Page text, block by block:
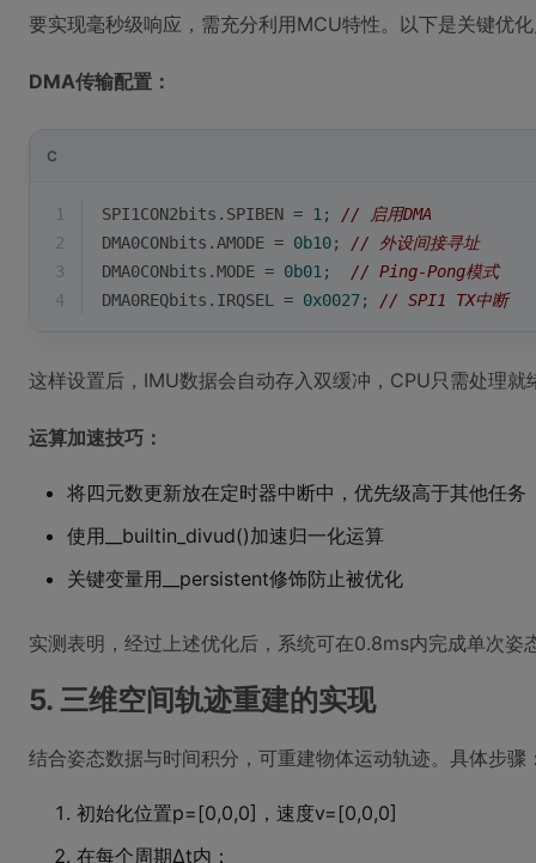
要实现毫秒级响应，需充分利用MCU特性。以下是关键优
DMA传输配置：
C
1 SPI1CON2bits.SPIBEN = 1 ; // 启用DMA
2
DMA0CONbits.AMODE = 0b10; // 外设间接寻址
3
DMA0CONbits.MODE = 0b01 ; // Ping-Pong模式
4
DMA0REQbits.IRQSEL = 0x0027; // SPI1 TX中断
这样设置后，IMU数据会自动存入双缓冲，CPU只需处理就
运算加速技巧：
将四元数更新放在定时器中断中，优先级高于其他任务
使用__builtin_divud()加速归一化运算
关键变量用__persistent修饰防止被优化
实测表明，经过上述优化后，系统可在0.8ms内完成单次姿
5. 三维空间轨迹重建的实现
结合姿态数据与时间积分，可重建物体运动轨迹。具体步骤
初始化位置p=[0,0,0]，速度v=[0,0,0]
在每个周期Δt内：